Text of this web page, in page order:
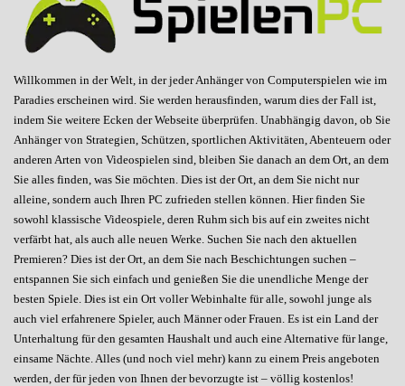
Willkommen in der Welt, in der jeder Anhänger von Computerspielen wie im
Paradies erscheinen wird. Sie werden herausfinden, warum dies der Fall ist,
indem Sie weitere Ecken der Webseite überprüfen. Unabhängig davon, ob Sie
Anhänger von Strategien, Schützen, sportlichen Aktivitäten, Abenteuern oder
anderen Arten von Videospielen sind, bleiben Sie danach an dem Ort, an dem
Sie alles finden, was Sie möchten. Dies ist der Ort, an dem Sie nicht nur
alleine, sondern auch Ihren PC zufrieden stellen können. Hier finden Sie
sowohl klassische Videospiele, deren Ruhm sich bis auf ein zweites nicht
verfärbt hat, als auch alle neuen Werke. Suchen Sie nach den aktuellen
Premieren? Dies ist der Ort, an dem Sie nach Beschichtungen suchen –
entspannen Sie sich einfach und genießen Sie die unendliche Menge der
besten Spiele. Dies ist ein Ort voller Webinhalte für alle, sowohl junge als
auch viel erfahrenere Spieler, auch Männer oder Frauen. Es ist ein Land der
Unterhaltung für den gesamten Haushalt und auch eine Alternative für lange,
einsame Nächte. Alles (und noch viel mehr) kann zu einem Preis angeboten
werden, der für jeden von Ihnen der bevorzugte ist – völlig kostenlos!